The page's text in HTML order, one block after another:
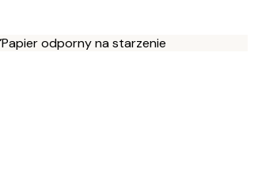
Papier odporny na starzenie